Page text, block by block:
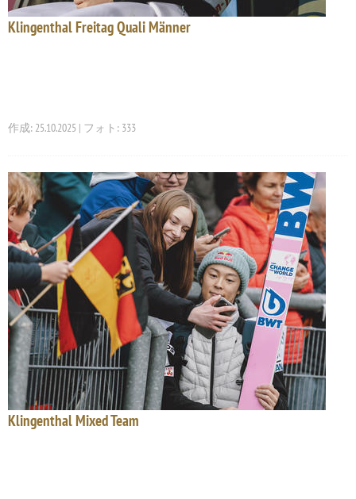
Klingenthal Freitag Quali Männer
作成: 25.10.2025 | フォト: 333
Klingenthal Mixed Team